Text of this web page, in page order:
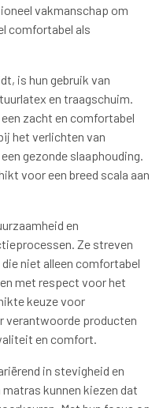
vakmanschap om
comfortabel als
is hun gebruik van
en traagschuim.
zacht en comfortabel
het verlichten van
gezonde slaaphouding.
voor een breed scala aan
en
Ze streven
niet alleen comfortabel
met respect voor het
keuze voor
verantwoorde producten
en comfort.
in stevigheid en
kunnen kiezen dat